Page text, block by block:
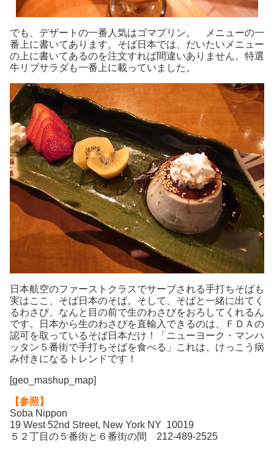
でも、デザートの一番人気はゴマプリン。 メニューの一
番上に書いてあります。そば日本では、だいたいメニュー
の上に書いてあるのを注文すれば間違いありません。特選
牛リブサラダも一番上に載っていました。
日本航空のファーストクラスでサーブされる手打ちそばも
実はここ、そば日本のそば。そして、そばと一緒に出てく
るわさび、なんと目の前で生のわさびをおろしてくれるん
です。日本から生のわさびを直輸入できるのは、ＦＤＡの
認可を取っているそば日本だけ！「ニューヨーク・マンハ
ッタン５番街で手打ちそばを食べる」これは、けっこう病
み付きになるトレンドです！
[geo_mashup_map]
【参照】
Soba Nippon
19 West 52nd Street, New York NY 10019
５２丁目の５番街と６番街の間 212-489-2525